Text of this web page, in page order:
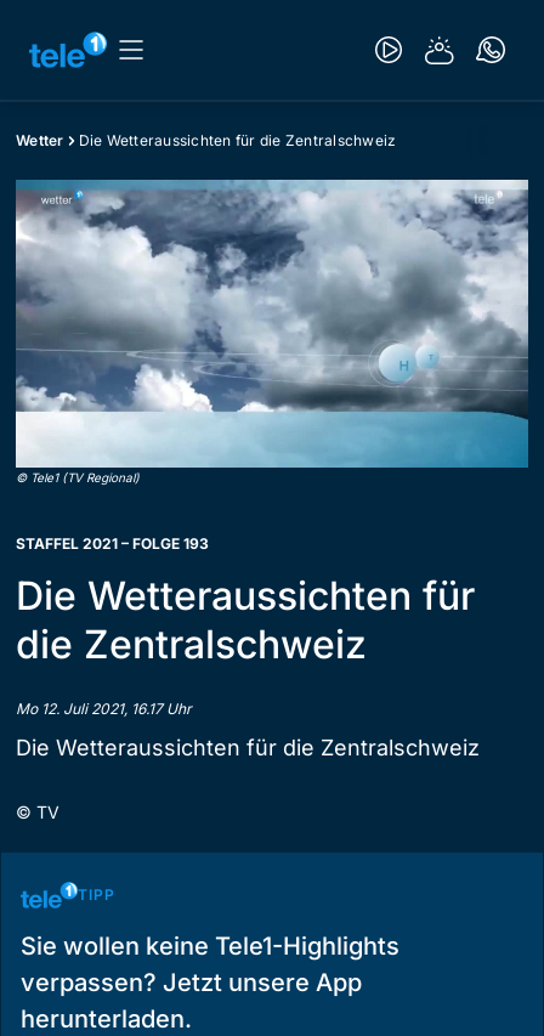
Wetter Die Wetteraussichten für die Zentralschweiz
© Tele1 (TV Regional)
STAFFEL 2021 – FOLGE 193
Die Wetteraussichten für
die Zentralschweiz
Mo 12. Juli 2021, 16.17 Uhr
Die Wetteraussichten für die Zentralschweiz
© TV
TIPP
Sie wollen keine Tele1-Highlights
verpassen? Jetzt unsere App
herunterladen.